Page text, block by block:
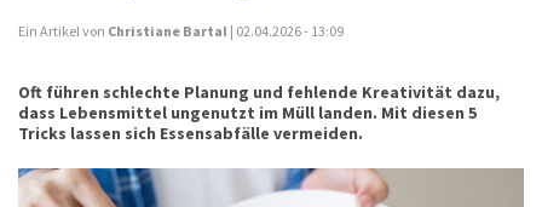
Ein Artikel von Christiane Bartal | 02.04.2026 - 13:09
Oft führen schlechte Planung und fehlende Kreativität dazu,
dass Lebensmittel ungenutzt im Müll landen. Mit diesen 5
Tricks lassen sich Essensabfälle vermeiden.